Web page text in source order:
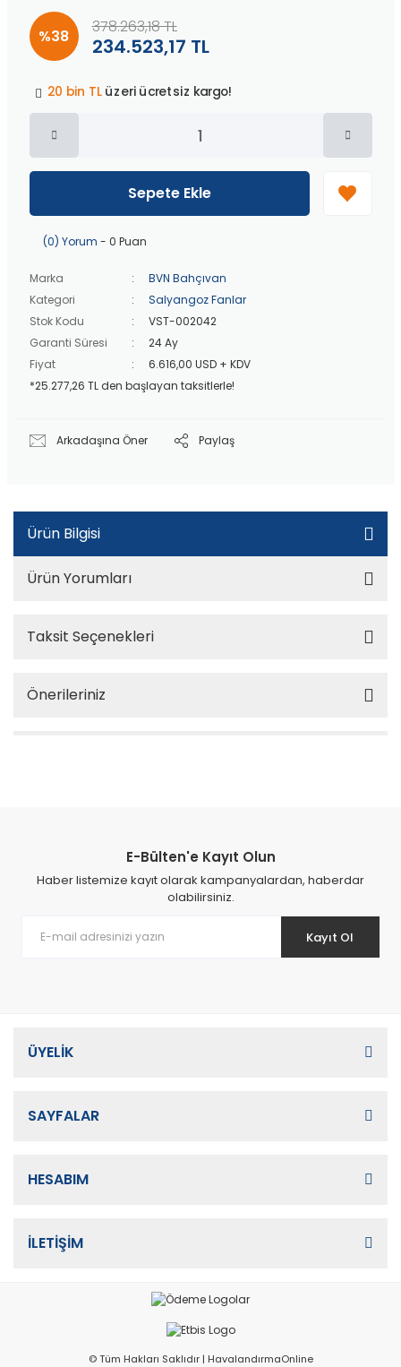
%38 234.523,17 TL
378.263,18 TL
20 bin TLüzeri ücretsiz kargo!
40 bin TL
Peşin fiyatına
üzeri ücretsiz kargo!
üzeri ücretsiz kargo!
40 bin TLüzeri özel teklif!
Sepete Ekle
(0) Yorum - 0 Puan
Marka
BVN Bahçıvan
Kategori
Salyangoz Fanlar
Stok Kodu
VST-002042
Garanti Süresi
24 Ay
Fiyat
6.616,00 USD + KDV
*25.277,26 TL den başlayan taksitlerle!
Arkadaşına Öner Paylaş
Ürün Bilgisi
Ürün Yorumları
Taksit Seçenekleri
Önerileriniz
E-Bülten'e Kayıt Olun
Haber listemize kayıt olarak kampanyalardan, haberdar
olabilirsiniz.
Kayıt Ol
ÜYELİK
SAYFALAR
HESABIM
İLETİŞİM
© Tüm Hakları Saklıdır | HavalandırmaOnline